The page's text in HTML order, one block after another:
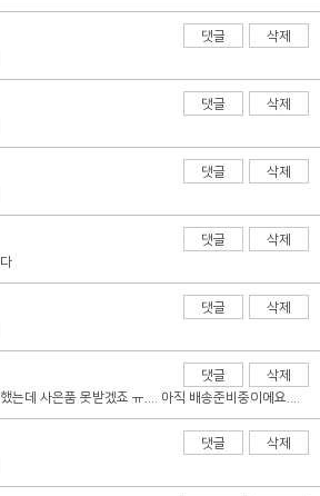
삭제
댓글
삭제
댓글
삭제
댓글
삭제
댓글
삭제
댓글
삭제
댓글
는데 사은품 못받겠죠 ㅠ.... 아직 배송준비중이에요....
삭제
댓글